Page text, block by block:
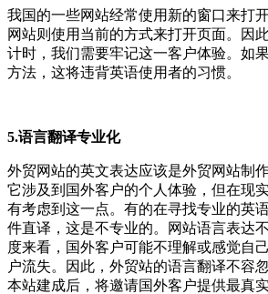
我国的一些网站经常使用新的窗口来打
网站则使用当前的方式来打开页面。因
计时，我们需要牢记这一客户体验。如
方法，这将违背英语使用者的习惯。
5.语言翻译专业化
外贸网站的英文表达应该是外贸网站制
它涉及到国外客户的个人体验，但在现
有考虑到这一点。有的在寻找专业的英
件直译，这是不专业的。网站语言表达
度来看，国外客户可能不理解或感觉自
户流失。因此，外贸站的语言翻译不容
本站建成后，将邀请国外客户提供最真